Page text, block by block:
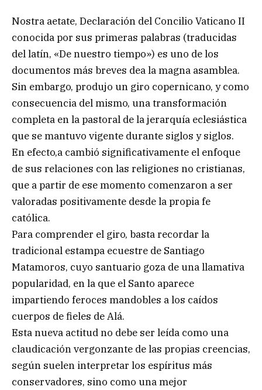
Nostra aetate, Declaración del Concilio Vaticano II
conocida por sus primeras palabras (traducidas
del latín, «De nuestro tiempo») es uno de los
documentos más breves dea la magna asamblea.
Sin embargo, produjo un giro copernicano, y como
consecuencia del mismo, una transformación
completa en la pastoral de la jerarquía eclesiástica
que se mantuvo vigente durante siglos y siglos.
En efecto,a cambió significativamente el enfoque
de sus relaciones con las religiones no cristianas,
que a partir de ese momento comenzaron a ser
valoradas positivamente desde la propia fe
católica.
Para comprender el giro, basta recordar la
tradicional estampa ecuestre de Santiago
Matamoros, cuyo santuario goza de una llamativa
popularidad, en la que el Santo aparece
impartiendo feroces mandobles a los caídos
cuerpos de fieles de Alá.
Esta nueva actitud no debe ser leída como una
claudicación vergonzante de las propias creencias,
según suelen interpretar los espíritus más
conservadores, sino como una mejor